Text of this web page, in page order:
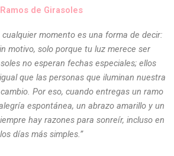
Ramos de Girasoles
cualquier momento es una forma de decir:
motivo, solo porque tu luz merece ser
no esperan fechas especiales; ellos
que las personas que iluminan nuestra
Por eso, cuando entregas un ramo
espontánea, un abrazo amarillo y un
hay razones para sonreír, incluso en
los días más simples.”